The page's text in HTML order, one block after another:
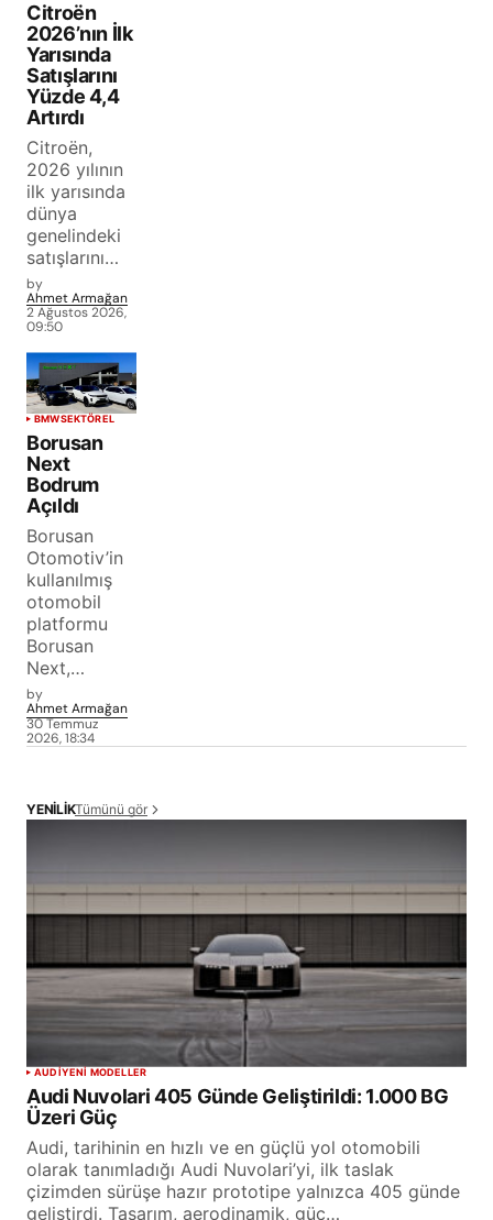
Citroën
2026’nın İlk
Yarısında
Satışlarını
Yüzde 4,4
Artırdı
Citroën,
2026 yılının
ilk yarısında
dünya
genelindeki
satışlarını…
by
Ahmet Armağan
2 Ağustos 2026,
09:50
BMWSEKTÖREL
Borusan
Next
Bodrum
Açıldı
Borusan
Otomotiv’in
kullanılmış
otomobil
platformu
Borusan
Next,…
by
Ahmet Armağan
30 Temmuz
2026, 18:34
YENİLİKTümünü gör
AUDIYENİ MODELLER
Audi Nuvolari 405 Günde Geliştirildi: 1.000 BG
Üzeri Güç
Audi, tarihinin en hızlı ve en güçlü yol otomobili
olarak tanımladığı Audi Nuvolari’yi, ilk taslak
çizimden sürüşe hazır prototipe yalnızca 405 günde
geliştirdi. Tasarım, aerodinamik, güç…